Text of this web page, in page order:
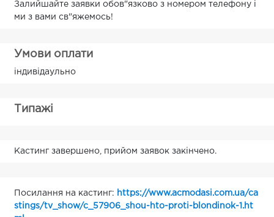
Залийшайте заявки обов"язково з номером телефону і
ми з вами св"яжемось!
Умови оплати
індивідаульно
Типажі
Кастинг завершено, прийом заявок закінчено.
Посилання на кастинг: https://www.acmodasi.com.ua/ca
stings/tv_show/c_57906_shou-hto-proti-blondinok-1.ht